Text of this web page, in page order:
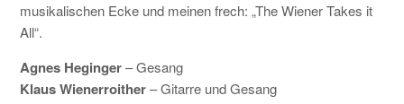
musikalischen Ecke und meinen frech: „The Wiener Takes it
All“.
Agnes Heginger– Gesang
Klaus Wienerroither– Gitarre und Gesang